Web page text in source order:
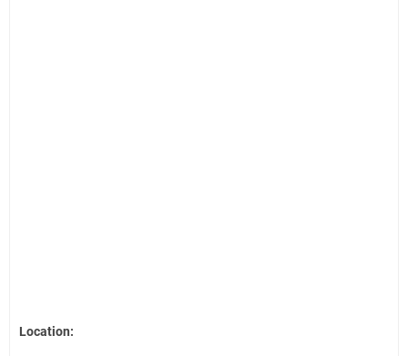
Location: